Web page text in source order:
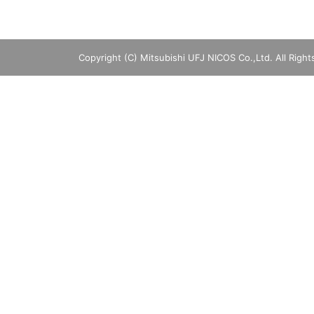
Copyright (C) Mitsubishi UFJ NICOS Co.,Ltd. All